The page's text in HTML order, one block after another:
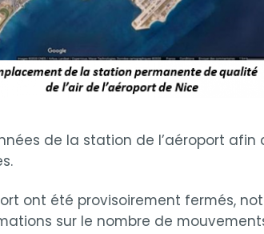
de la station de l’aéroport
ont été provisoirement fermés,
sur le nombre de